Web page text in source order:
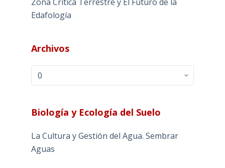
Edafología
Archivos
Archivos
Biología y Ecología del Suelo
La Cultura y Gestión del Agua. Sembrar
Aguas